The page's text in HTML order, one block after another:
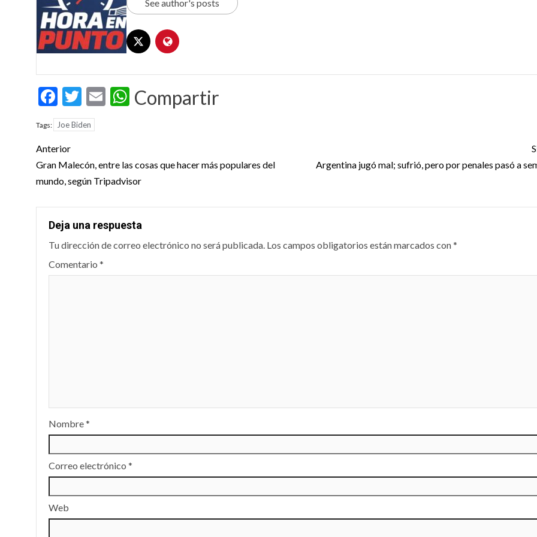
See author's posts
Facebook
Twitter
EmailWhatsApp
Compartir
Tags: Joe Biden
Post
navigation
Anterior
Gran Malecón, entre las cosas que hacer más populares del
mundo, según Tripadvisor
Argentina jugó mal; sufrió, pero por penales pasó a
Deja una respuesta
Tu dirección de correo electrónico no será publicada. Los campos obligatorios están marcados con*
Comentario *
Nombre*
Correo electrónico *
Web